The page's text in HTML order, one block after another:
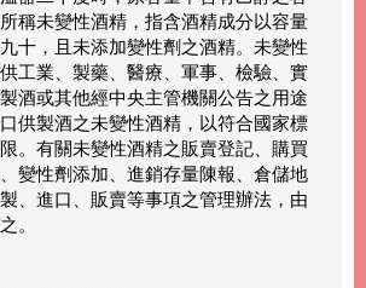
稱未變性酒精，指含酒精成分以容量
十，且未添加變性劑之酒精。未變性
工業、製藥、醫療、軍事、檢驗、實
酒或其他經中央主管機關公告之用途
供製酒之未變性酒精，以符合國家標
。有關未變性酒精之販賣登記、購買
變性劑添加、進銷存量陳報、倉儲地
、進口、販賣等事項之管理辦法，由
。